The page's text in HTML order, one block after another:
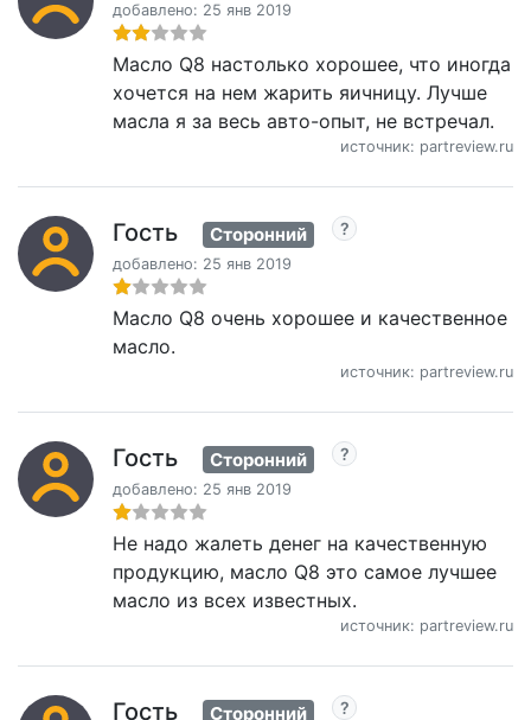
добавлено: 25 янв 2019
Масло Q8 настолько хорошее, что иногда
хочется на нем жарить яичницу. Лучше
масла я за весь авто-опыт, не встречал.
источник: partreview.ru
Гость Сторонний
добавлено: 25 янв 2019
Масло Q8 очень хорошее и качественное
масло.
источник: partreview.ru
Гость Сторонний
добавлено: 25 янв 2019
Не надо жалеть денег на качественную
продукцию, масло Q8 это самое лучшее
масло из всех известных.
источник: partreview.ru
Гость Сторонний